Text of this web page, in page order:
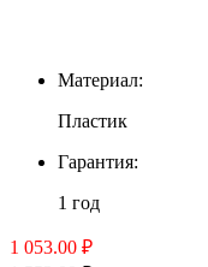
Материал:
Пластик
Гарантия:
1 год
1 053.00 ₽